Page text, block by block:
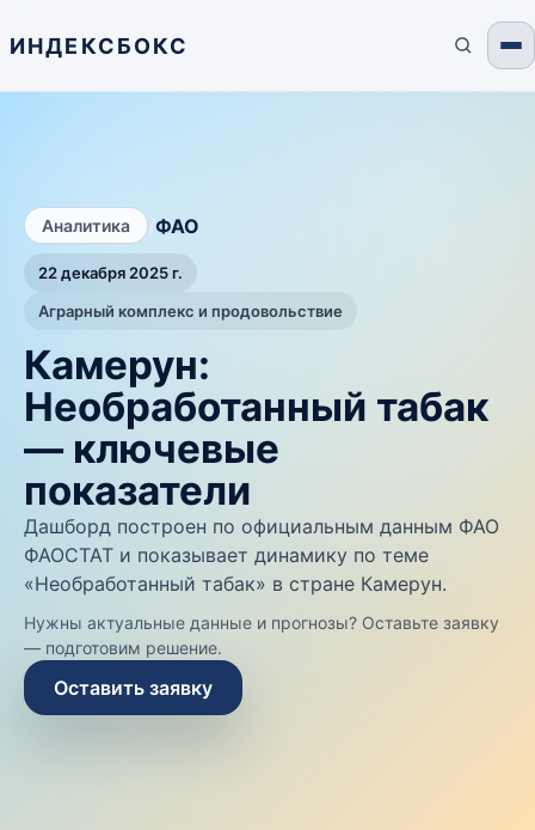
ИНДЕКСБОКС
Аналитика ФАО
22 декабря 2025 г.
Аграрный комплекс и продовольствие
Камерун:
Необработанный табак
— ключевые
показатели
Дашборд построен по официальным данным ФАО
ФАОСТАТ и показывает динамику по теме
«Необработанный табак» в стране Камерун.
Нужны актуальные данные и прогнозы? Оставьте заявку
— подготовим решение.
Оставить заявку